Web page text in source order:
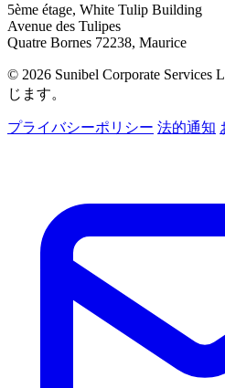
5ème étage, White Tulip Building
Avenue des Tulipes
Quatre Bornes 72238, Maurice
© 2026 Sunibel Corporate
じます。
プライバシーポリシー 法的通知